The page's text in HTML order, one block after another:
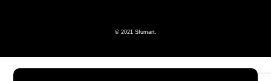
© 2021 Sfumart.